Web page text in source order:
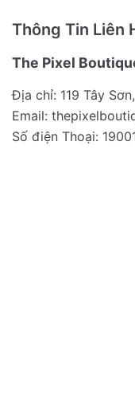
Thông Tin Liên
The Pixel
Địa chỉ: 119 Tây
Email:
Số điện Thoại: